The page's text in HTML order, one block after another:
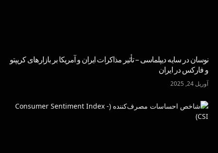
نوسان در سایه دیپلماسی – تأثیر مذاکرات ایران و آمریکا بر بازارهای کریپتو
و فارکس در ایران
آوریل 24, 2025